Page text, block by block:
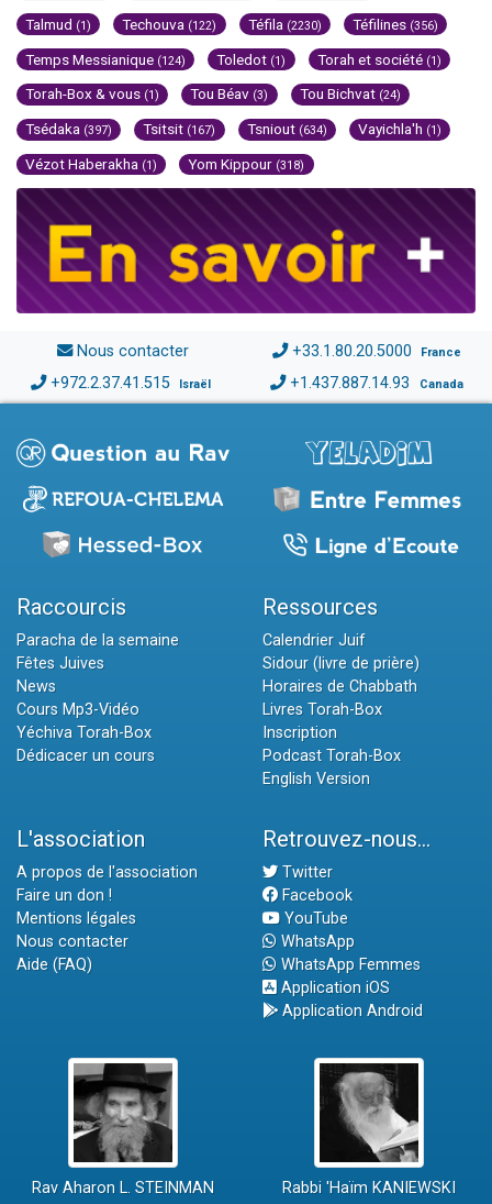
Talmud (1) Techouva (122) Téfila (2230) Téfilines (356)
Temps Messianique (124) Toledot (1) Torah et société (1)
Torah-Box & vous (1) Tou Béav (3) Tou Bichvat (24)
Tsédaka (397) Tsitsit (167) Tsniout (634) Vayichla'h (1)
Vézot Haberakha (1) Yom Kippour (318)
Nous contacter +33.1.80.20.5000 France
+972.2.37.41.515 Israël +1.437.887.14.93 Canada
Raccourcis
Paracha de la semaine
Fêtes Juives
News
Cours Mp3-Vidéo
Yéchiva Torah-Box
Dédicacer un cours
Ressources
Calendrier Juif
Sidour (livre de prière)
Horaires de Chabbath
Livres Torah-Box
Inscription
Podcast Torah-Box
English Version
L'association
A propos de l'association
Faire un don !
Mentions légales
Nous contacter
Aide (FAQ)
Retrouvez-nous...
Twitter
Facebook
YouTube
WhatsApp
WhatsApp Femmes
Application iOS
Application Android
Rav Aharon L. STEINMAN Rabbi 'Haïm KANIEWSKI